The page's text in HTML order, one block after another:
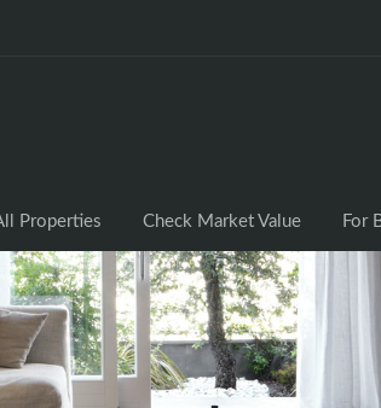
Properties Check Market Value For